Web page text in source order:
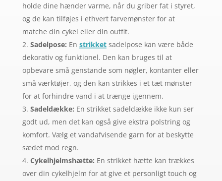
holde dine hænder varme, når du griber fat i styret,
og de kan tilføjes i ethvert farvemønster for at
matche din cykel eller din outfit.
Sadelpose: En strikketsadelpose kan være både
dekorativ og funktionel. Den kan bruges til at
opbevare små genstande som nøgler, kontanter eller
små værktøjer, og den kan strikkes i et tæt mønster
for at forhindre vand i at trænge igennem.
Sadeldække: En strikket sadeldække ikke kun ser
godt ud, men det kan også give ekstra polstring og
komfort. Vælg et vandafvisende garn for at beskytte
sædet mod regn.
Cykelhjelmshætte: En strikket hætte kan trækkes
over din cykelhjelm for at give et personligt touch og